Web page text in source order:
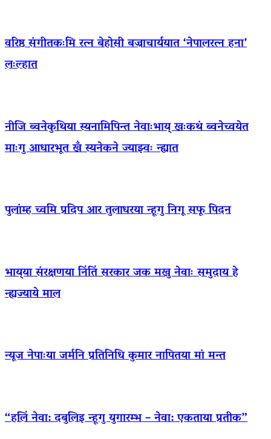
वरिष्ठ संगीतकःमि रत्न बेहोसी बज्राचार्ययात ‘नेपालरत्न हना’
लःल्हात
नीजि ब्वनेकुथिया स्यनामिपिन्त नेवाःभाय् खःकथं ब्वनेच्वयेत
माःगु आधारभूत खँ स्यनेकने ज्याझ्वः न्ह्यात
पुलांम्ह च्वमि प्रदिप आर तुलाधरया न्हूगु निगू सफू पिदन
भाय्‌या संरक्षणया निंतिं सरकार जक मखु नेवाः समुदाय हे
न्ह्यज्याये माल
न्यूज नेपाःया जर्मनि प्रतिनिधि कुमार नापितया मां मन्त
“हलिं नेवा: दबुलिइ न्हूगु युगारम्भ – नेवा: एकताया प्रतीक”